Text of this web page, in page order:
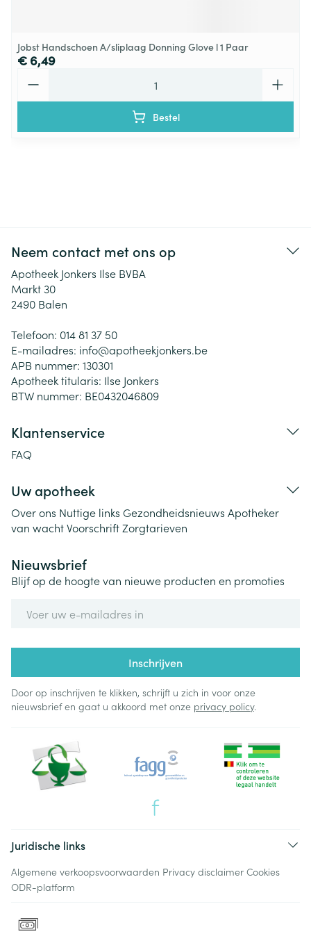
Jobst Handschoen A/sliplaag Donning Glove l 1 Paar
€ 6,49
Bestel
Neem contact met ons op
Apotheek Jonkers Ilse BVBA
Markt 30
2490 Balen
Telefoon: 014 81 37 50
E-mailadres: info@apotheekjonkers.be
APB nummer: 130301
Apotheek titularis: Ilse Jonkers
BTW nummer: BE0432046809
Klantenservice
FAQ
Uw apotheek
Over ons Nuttige links Gezondheidsnieuws Apotheker
van wachtVoorschriftZorgtarieven
Nieuwsbrief
Blijf op de hoogte van nieuwe producten en promoties
Inschrijven
Door op inschrijven te klikken, schrijft u zich in voor onze
nieuwsbrief en gaat u akkoord met onze privacy policy.
Juridische links
Algemene verkoopsvoorwaarden Privacy disclaimer Cookies
ODR-platform